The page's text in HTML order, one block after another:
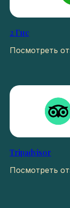
2 Гис
Посмотреть
Tripadvisor
Посмотреть